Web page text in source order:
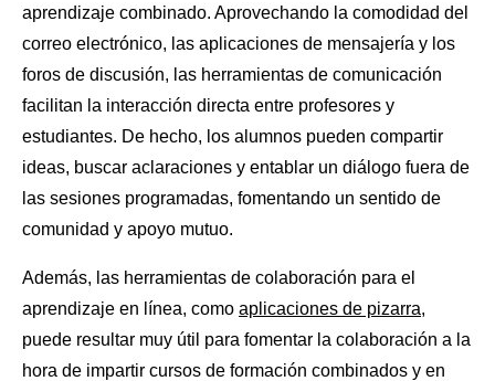
aprendizaje combinado. Aprovechando la comodidad del
correo electrónico, las aplicaciones de mensajería y los
foros de discusión, las herramientas de comunicación
facilitan la interacción directa entre profesores y
estudiantes. De hecho, los alumnos pueden compartir
ideas, buscar aclaraciones y entablar un diálogo fuera de
las sesiones programadas, fomentando un sentido de
comunidad y apoyo mutuo.
Además, las herramientas de colaboración para el
aprendizaje en línea, como aplicaciones de pizarra,
puede resultar muy útil para fomentar la colaboración a la
hora de impartir cursos de formación combinados y en